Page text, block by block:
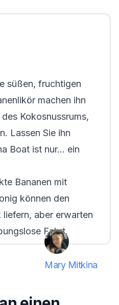
süßen, fruchtigen
machen ihn
Kokosnussrums,
Lassen Sie ihn
Boat ist nur... ein
Bananen mit
können den
liefern, aber erwarten
Fahrt.
Mary Mitkina